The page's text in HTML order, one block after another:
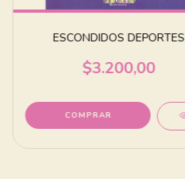
ESCONDIDOS DEPORTES
$3.200,00